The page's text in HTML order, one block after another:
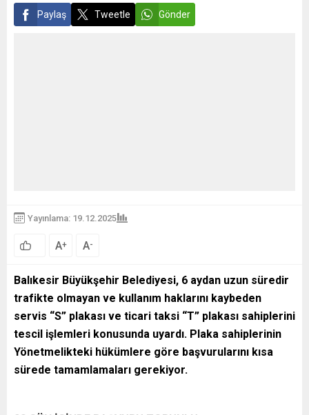
Paylaş Tweetle Gönder
Yayınlama: 19.12.2025
A+ A-
Balıkesir Büyükşehir Belediyesi, 6 aydan uzun süredir
trafikte olmayan ve kullanım haklarını kaybeden
servis “S” plakası ve ticari taksi “T” plakası sahiplerini
tescil işlemleri konusunda uyardı. Plaka sahiplerinin
Yönetmelikteki hükümlere göre başvurularını kısa
sürede tamamlamaları gerekiyor.